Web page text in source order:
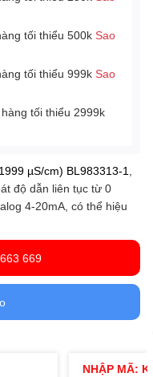
tối thiểu 500k Sao
tối thiểu 999k Sao
tối thiểu 2999k
µS/cm) BL983313-1
độ dẫn liên tục từ 0
4-20mA, có thể hiệu
669
NHẬP MÃ: